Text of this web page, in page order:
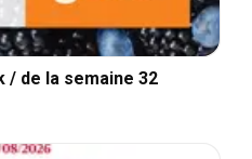
/ de la semaine 32